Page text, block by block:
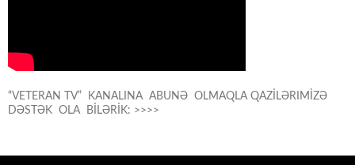
“VETERAN TV” KANALINA ABUNƏ OLMAQLA QAZİLƏRIMİZƏ
DƏSTƏK OLA BİLƏRİK: >>>>